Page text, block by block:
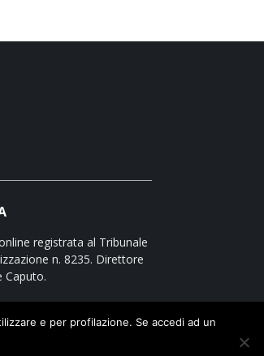
registrata al Tribunale
n. 8235. Direttore
Caputo.
e per profilazione. Se accedi ad un